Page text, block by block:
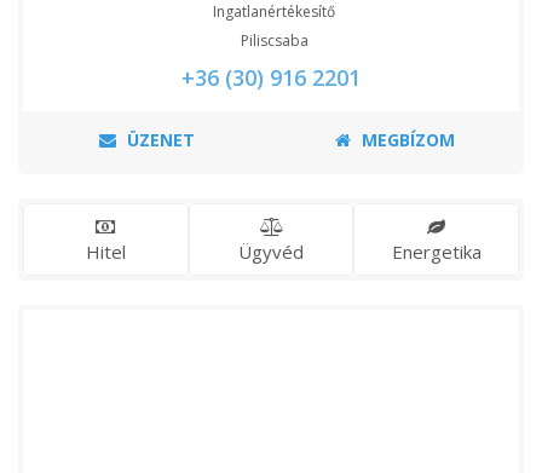
Ingatlanértékesítő
Piliscsaba
+36 (30) 916 2201
ÜZENET MEGBÍZOM
Hitel Ügyvéd Energetika